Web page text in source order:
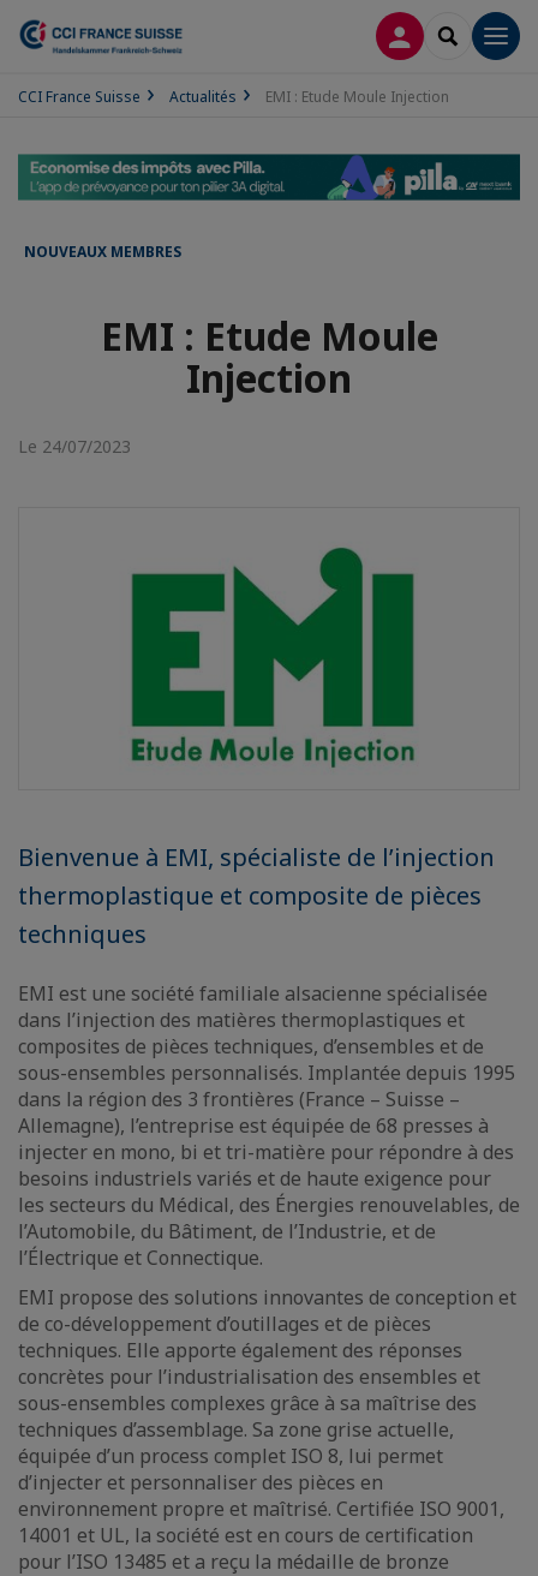
CONNEXION
CCI France Suisse Actualités EMI : Etude Moule Injection
NOUVEAUX MEMBRES
EMI : Etude Moule
Injection
Le 24/07/2023
Bienvenue à EMI, spécialiste de l’injection
thermoplastique et composite de pièces
techniques
EMI est une société familiale alsacienne spécialisée
dans l’injection des matières thermoplastiques et
composites de pièces techniques, d’ensembles et de
sous-ensembles personnalisés. Implantée depuis 1995
dans la région des 3 frontières (France – Suisse –
Allemagne), l’entreprise est équipée de 68 presses à
injecter en mono, bi et tri-matière pour répondre à des
besoins industriels variés et de haute exigence pour
les secteurs du Médical, des Énergies renouvelables, de
l’Automobile, du Bâtiment, de l’Industrie, et de
l’Électrique et Connectique.
EMI propose des solutions innovantes de conception et
de co-développement d’outillages et de pièces
techniques. Elle apporte également des réponses
concrètes pour l’industrialisation des ensembles et
sous-ensembles complexes grâce à sa maîtrise des
techniques d’assemblage. Sa zone grise actuelle,
équipée d’un process complet ISO 8, lui permet
d’injecter et personnaliser des pièces en
environnement propre et maîtrisé. Certifiée ISO 9001,
14001 et UL, la société est en cours de certification
pour l’ISO 13485 et a reçu la médaille de bronze